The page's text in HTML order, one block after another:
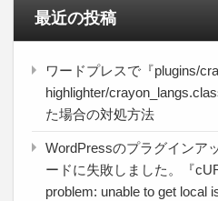
最近の投稿
ワードプレスで『plugins/
highlighter/
た場合の対処方法
WordPressのプラグインア
ードに失敗しました。『
problem: unable to get local